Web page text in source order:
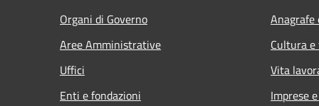
Organi di Governo
Aree Amministrative
Uffici
Enti e fondazioni
Cultura
Vita
Imprese